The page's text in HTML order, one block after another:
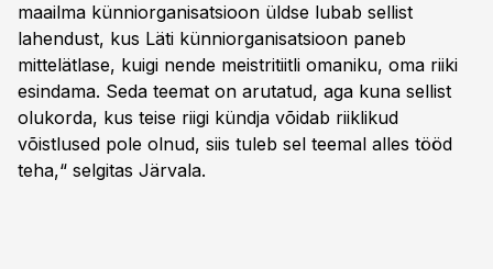
maailma künniorganisatsioon üldse lubab sellist
lahendust, kus Läti künniorganisatsioon paneb
mittelätlase, kuigi nende meistritiitli omaniku, oma riiki
esindama. Seda teemat on arutatud, aga kuna sellist
olukorda, kus teise riigi kündja võidab riiklikud
võistlused pole olnud, siis tuleb sel teemal alles tööd
teha,“ selgitas Järvala.